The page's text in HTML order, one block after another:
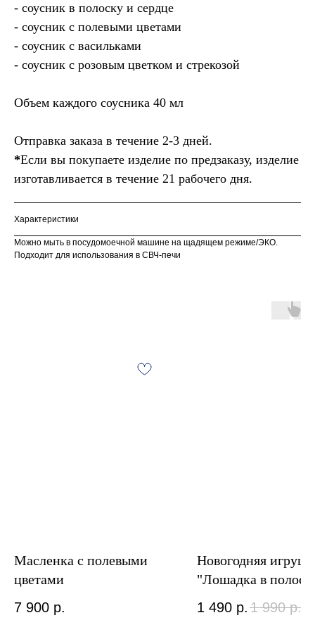
- соусник в полоску и сердце
- соусник с полевыми цветами
- соусник с васильками
- соусник с розовым цветком и стрекозой
Объем каждого соусника 40 мл
Отправка заказа в течение 2-3 дней.
*Если вы покупаете изделие по предзаказу, изделие
изготавливается в течение 21 рабочего дня.
Характеристики
Можно мыть в посудомоечной машине на щадящем режиме/ЭКО.
Подходит для использования в СВЧ-печи
Масленка с полевыми
цветами
7 900 р.
Новогодняя
"Лошадка в
1 490 р. 1 990 р.